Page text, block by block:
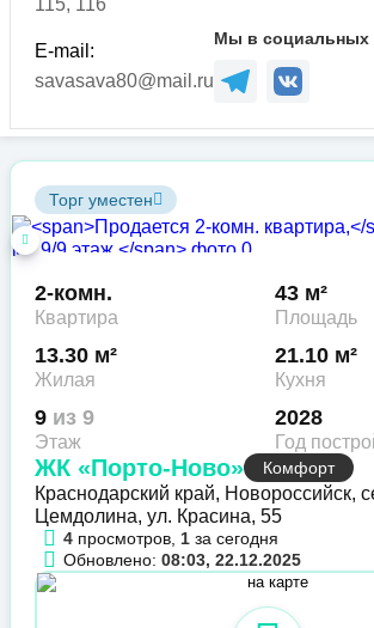
115, 116
E-mail:
savasava80@mail.ru
Мы в социальных
Торг уместен
2-комн.
Квартира
43 м²
Площадь
13.30 м²
Жилая
21.10 м²
Кухня
9 из 9
Этаж
2028
Год
ЖК «Порто-Ново» Комфорт
Краснодарский край, Новороссийск,
Цемдолина, ул. Красина, 55
4 просмотров, 1 за сегодня
Обновлено: 08:03, 22.12.2025